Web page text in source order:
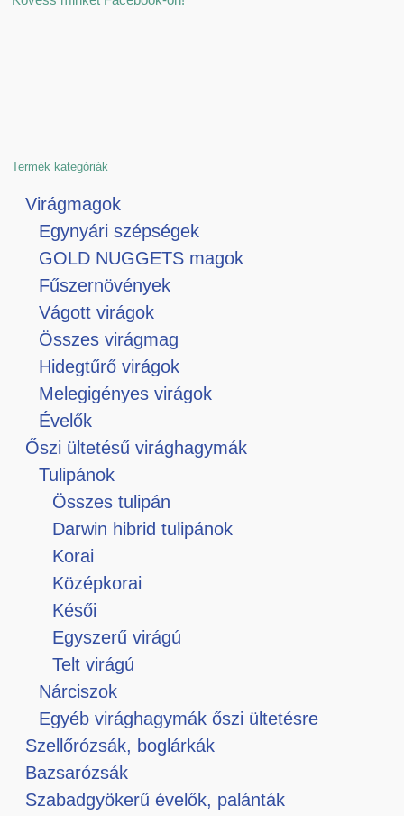
Termék kategóriák
Virágmagok
Egynyári szépségek
GOLD NUGGETS magok
Fűszernövények
Vágott virágok
Összes virágmag
Hidegtűrő virágok
Melegigényes virágok
Évelők
Őszi ültetésű virághagymák
Tulipánok
Összes tulipán
Darwin hibrid tulipánok
Korai
Középkorai
Késői
Egyszerű virágú
Telt virágú
Nárciszok
Egyéb virághagymák őszi ültetésre
Szellőrózsák, boglárkák
Bazsarózsák
Szabadgyökerű évelők, palánták